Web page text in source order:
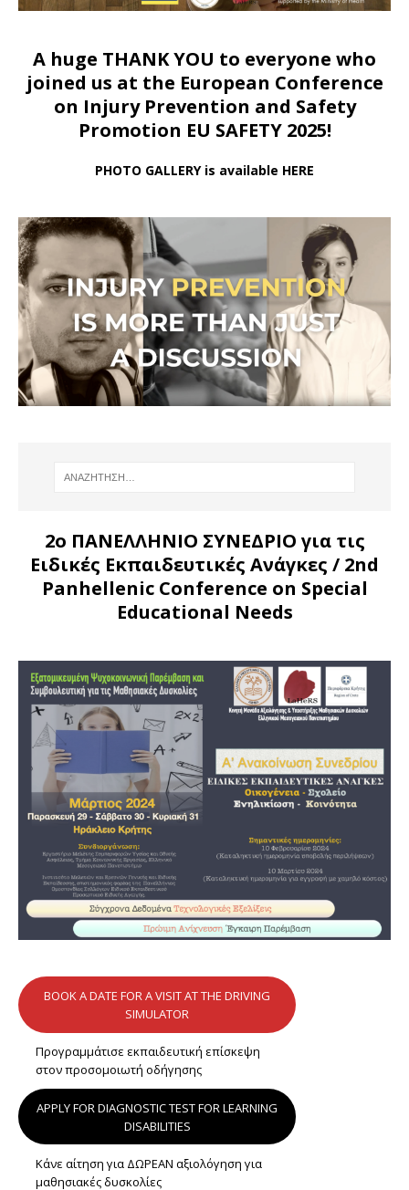
A huge THANK YOU to everyone who
joined us at the European Conference
on Injury Prevention and Safety
Promotion EU SAFETY 2025!
PHOTO GALLERY is available HERE
2ο ΠΑΝΕΛΛΗΝΙΟ ΣΥΝΕΔΡΙΟ για τις
Ειδικές Εκπαιδευτικές Ανάγκες / 2nd
Panhellenic Conference on Special
Educational Needs
BOOK A DATE FOR A VISIT AT THE DRIVING
SIMULATOR
Προγραμμάτισε εκπαιδευτική επίσκεψη
στον προσομοιωτή οδήγησης
APPLY FOR DIAGNOSTIC TEST FOR LEARNING
DISABILITIES
Κάνε αίτηση για ΔΩΡΕΑΝ αξιολόγηση για
μαθησιακές δυσκολίες